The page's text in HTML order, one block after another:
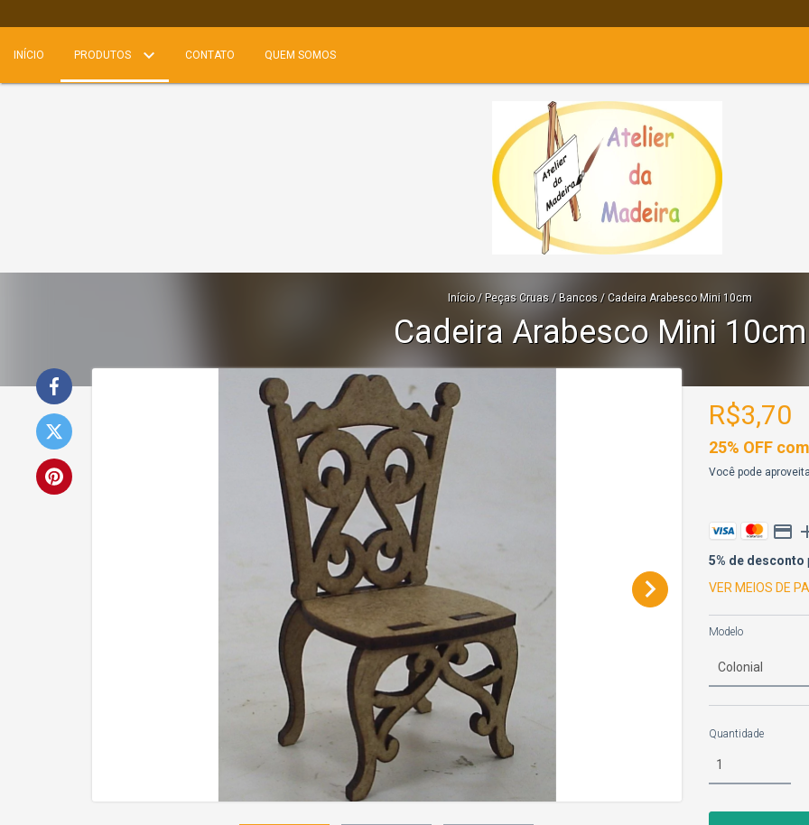
INÍCIO PRODUTOS CONTATO QUEM SOMOS
Início / Peças Cruas / Bancos / Cadeira Arabesco Mini 10cm
Cadeira Arabesco Mini 10cm
R$3,70
25% OFF
Você pode
5% de desconto
VER MEIOS DE
Modelo
Quantidade